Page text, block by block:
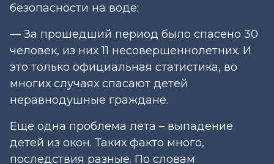
безопасности на воде:
— За прошедший период было спасено 30
человек, из них 11 несовершеннолетних. И
это только официальная статистика, во
многих случаях спасают детей
неравнодушные граждане.
Еще одна проблема лета – выпадение
детей из окон. Таких факто много,
последствия разные. По словам